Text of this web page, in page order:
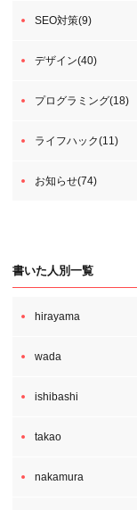
SEO対策(9)
デザイン(40)
プログラミング(18)
ライフハック(11)
お知らせ(74)
書いた人別一覧
hirayama
wada
ishibashi
takao
nakamura